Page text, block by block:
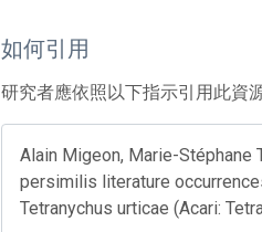
如何引用
研究者應依照以下指示引用此資
Alain Migeon, Marie-Stéphane
persimilis literature
Tetranychus urticae (Acari: